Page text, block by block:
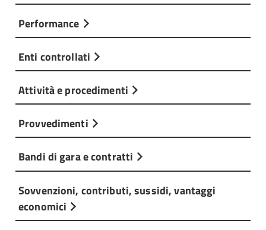
Performance
Enti controllati
Attività e procedimenti
Provvedimenti
Bandi di gara e contratti
Sovvenzioni, contributi, sussidi, vantaggi
economici